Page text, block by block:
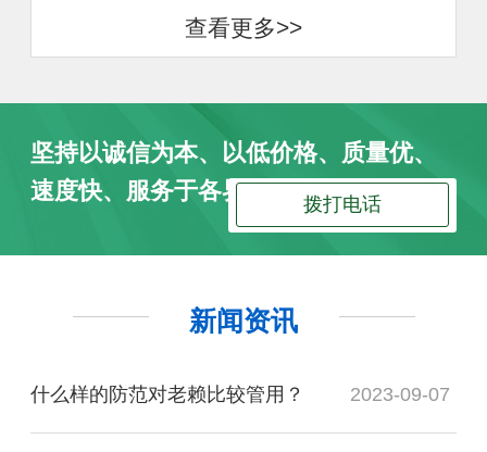
查看更多>>
坚持以诚信为本、以低价格、质量优、
速度快、服务于各界朋友
拨打电话
新闻资讯
什么样的防范对老赖比较管用？ 2023-09-07